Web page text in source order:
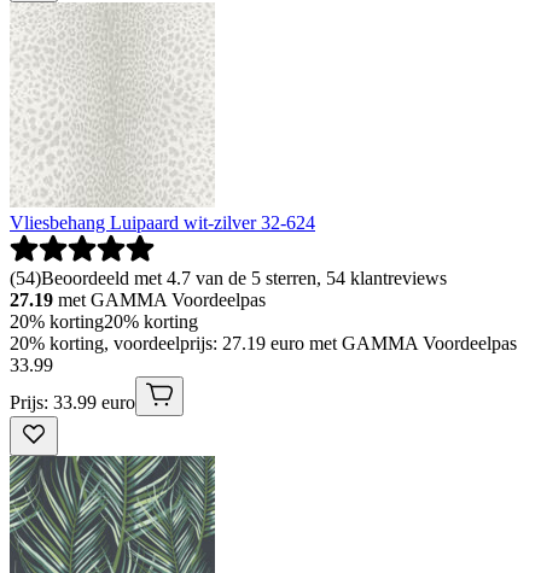
Vliesbehang Luipaard wit-zilver 32-624
(54)Beoordeeld met 4.7 van de 5 sterren, 54 klantreviews
27.19 met GAMMA Voordeelpas
20% korting20% korting
20% korting, voordeelprijs: 27.19 euro met GAMMA Voordeelpas
33.99
Prijs: 33.99 euro